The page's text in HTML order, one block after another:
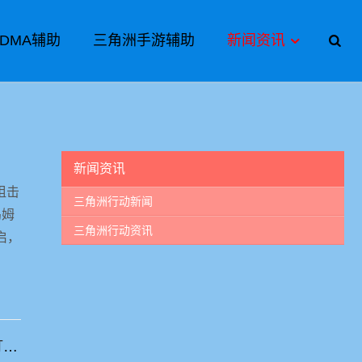
辅助 三角洲手游辅助 新闻资讯
击
三角洲行动潮汐监狱地图攻略：高难度地图通关技巧、钥匙卡位置、BOSS打法与撤离策略
新闻资讯
三角洲行动新闻
三角洲行动资讯